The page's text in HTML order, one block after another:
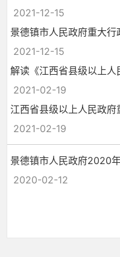
2021-12-15
景德镇市人民政府重大行
2021-12-15
解读《江西省县级以上人
2021-02-19
江西省县级以上人民政
2021-02-19
景德镇市人民政府2020
2020-02-12